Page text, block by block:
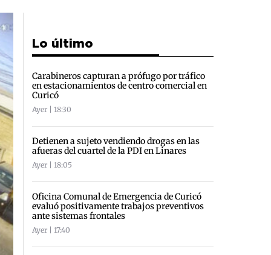
Lo último
Carabineros capturan a prófugo por tráfico
en estacionamientos de centro comercial en
Curicó
Ayer | 18:30
Detienen a sujeto vendiendo drogas en las
afueras del cuartel de la PDI en Linares
Ayer | 18:05
Oficina Comunal de Emergencia de Curicó
evaluó positivamente trabajos preventivos
ante sistemas frontales
Ayer | 17:40